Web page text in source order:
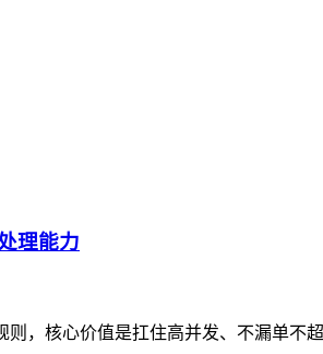
理能力
，核心价值是扛住高并发、不漏单